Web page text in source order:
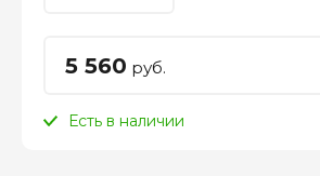
5 560 руб.
Есть в наличии